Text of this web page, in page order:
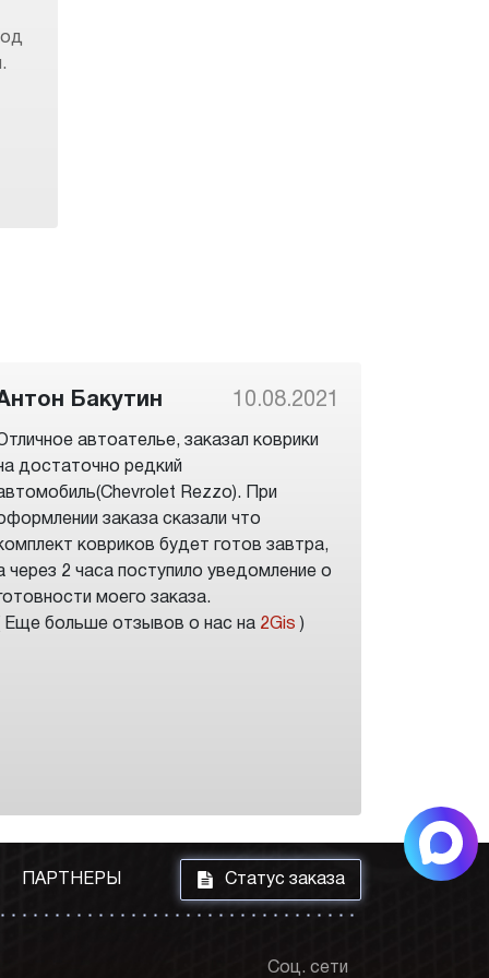
Бакутин 10.08.2021
автоателье, заказал коврики
достаточно редкий
Rezzo). При
заказа сказали что
ковриков будет готов завтра,
через 2 часа поступило уведомление о
моего заказа.
Еще больше отзывов о нас на 2Gis )
ПАРТНЕРЫ i Статус заказа
Соц. сети